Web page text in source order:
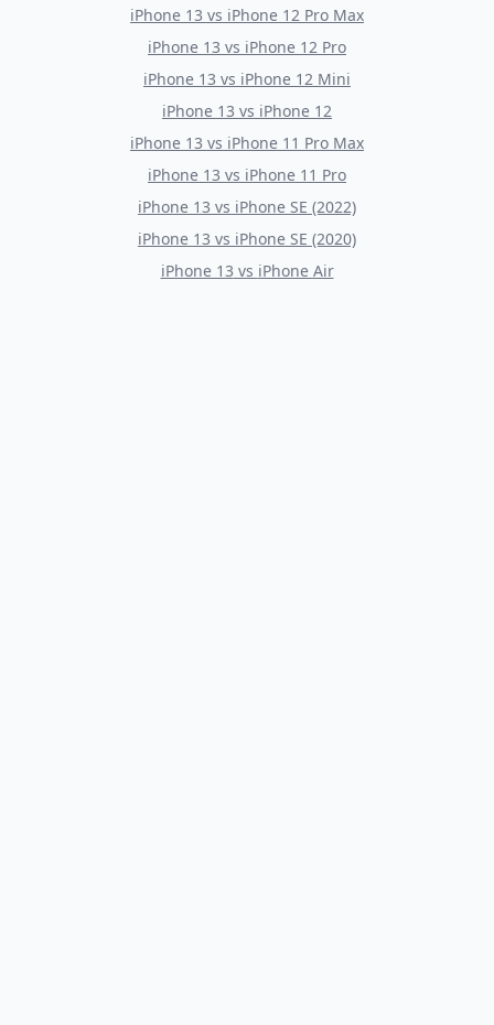
iPhone 13 vs iPhone 12 Pro Max
iPhone 13 vs iPhone 12 Pro
iPhone 13 vs iPhone 12 Mini
iPhone 13 vs iPhone 12
iPhone 13 vs iPhone 11 Pro Max
iPhone 13 vs iPhone 11 Pro
iPhone 13 vs iPhone SE (2022)
iPhone 13 vs iPhone SE (2020)
iPhone 13 vs iPhone Air